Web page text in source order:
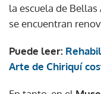
la escuela de
se encuentran
Puede leer:
Arte de Chiriquí